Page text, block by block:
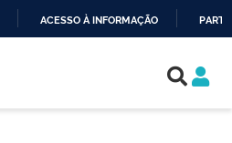
ACESSO À INFORMAÇÃO